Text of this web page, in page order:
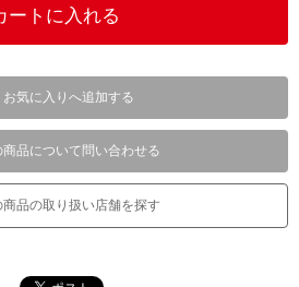
お気に入りへ追加する
商品について問い合わせる
商品の取り扱い店舗を探す